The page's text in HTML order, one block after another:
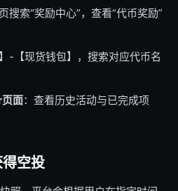
搜索“奖励中心”，查看“代币奖励”
-【现货钱包】，搜索对应代币名
面：查看历史活动与已完成项
空投